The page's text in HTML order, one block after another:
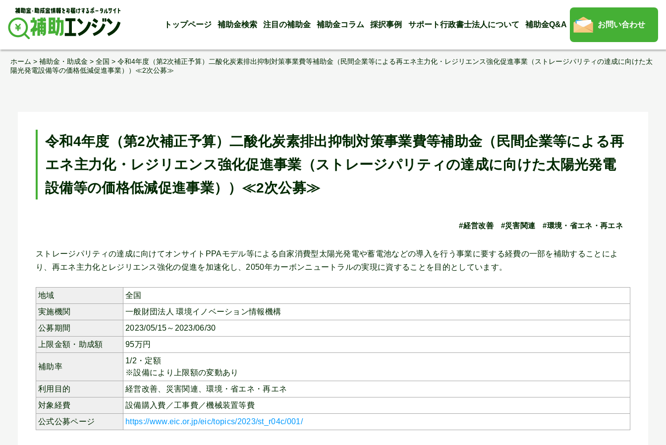
Skip
content
トップページ 補助金検索 注目の補助金 補助金コラム 採択事例 サポート行政書士法人について 補助金Q&A お問い合わせ
ホーム > 補助金・助成金 > 全国 > 令和4年度（第2次補正予算）二酸化炭素排出抑制対策事業費等補助金（民間企業等による再エネ主力化・レジリエンス強化促進事業（ストレージパリティの達成に向けた太
陽光発電設備等の価格低減促進事業））≪2次公募≫
令和4年度（第2次補正予算）二酸化炭素排出抑制対策事業費等補助金（民間企業等による再
エネ主力化・レジリエンス強化促進事業（ストレージパリティの達成に向けた太陽光発電
設備等の価格低減促進事業））≪2次公募≫
#経営改善 #災害関連 #環境・省エネ・再エネ
ストレージパリティの達成に向けてオンサイトPPAモデル等による自家消費型太陽光発電や蓄電池などの導入を行う事業に要する経費の一部を補助することによ
り、再エネ主力化とレジリエンス強化の促進を加速化し、2050年カーボンニュートラルの実現に資することを目的としています。
地域
全国
実施機関
一般財団法人 環境イノベーション情報機構
公募期間
2023/05/15～2023/06/30
上限金額・助成額
95万円
補助率
1/2・定額
※設備により上限額の変動あり
利用目的
経営改善、 災害関連、環境・省エネ・再エネ
対象経費
設備購入費／工事費／機械装置等費
公式公募ページ
https://www.eic.or.jp/eic/topics/2023/st_r04c/001/